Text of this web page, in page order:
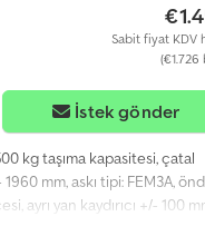
Sabit fiyat KDV
(€1.726
İstek gönder
kg taşıma kapasitesi, çatal
mm, askı tipi: FEM3A,
ayrı yan kaydırıcı +/- 100
kancası genişliği: 1200, çatal